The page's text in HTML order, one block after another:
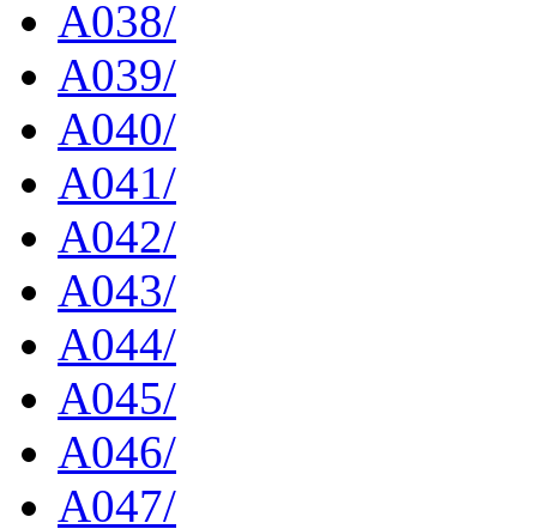
A038/
A039/
A040/
A041/
A042/
A043/
A044/
A045/
A046/
A047/